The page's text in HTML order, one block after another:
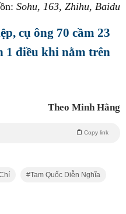
Sohu, 163, Zhihu, Baidu
cụ ông 70 cầm 23
1 điều khi nằm trên
Theo Minh Hằng
Copy link
Tam Quốc Diễn Nghĩa